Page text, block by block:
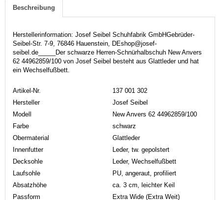
Beschreibung
Herstellerinformation: Josef Seibel Schuhfabrik GmbHGebrüder-
Seibel-Str. 7-9, 76846 Hauenstein, DEshop@josef-
seibel.de_____Der schwarze Herren-Schnürhalbschuh New Anvers
62 44962859/100 von Josef Seibel besteht aus Glattleder und hat
ein Wechselfußbett.
Artikel-Nr.
137 001 302
Hersteller
Josef Seibel
Modell
New Anvers 62 44962859/100
Farbe
schwarz
Obermaterial
Glattleder
Innenfutter
Leder, tw. gepolstert
Decksohle
Leder, Wechselfußbett
Laufsohle
PU, angeraut, profiliert
Absatzhöhe
ca. 3 cm, leichter Keil
Passform
Extra Wide (Extra Weit)